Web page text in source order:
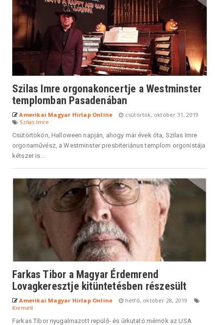
Szilas Imre orgonakoncertje a Westminster
templomban Pasadenában
Amerikai Magyar Hirlap Online
csütörtök, október 31, 2019
Szilas Imre
Csütörtökön, Halloween napján, ahogy már évek óta, Szilas Imre
orgonaművész, a Westminster presbiteriánus templom orgonistája
kétszer is...
Farkas Tibor a Magyar Érdemrend
Lovagkeresztje kitüntetésben részesült
Amerikai Magyar Hirlap Online
hétfő, október 28, 2019
Kiemelt
Farkas Tibor nyugalmazott repülő- és űrkutató mérnök az USA